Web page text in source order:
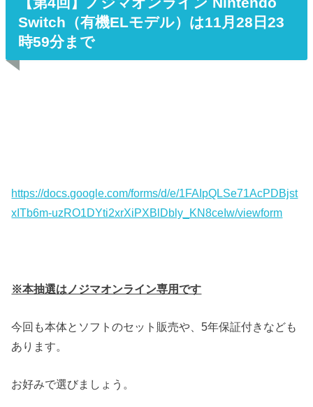
Switch（有機ELモデル）は11月28日23
時59分まで
https://docs.google.com/forms/d/e/1FAIpQLSe71AcPDBjst
xITb6m-uzRO1DYti2xrXiPXBlDbly_KN8ceIw/viewform
※本抽選はノジマオンライン専用です
今回も本体とソフトのセット販売や、5年保証付きなども
あります。
お好みで選びましょう。